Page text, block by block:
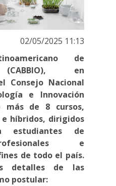
02/05/2025 11:13
de
(CABBIO), en
Consejo Nacional
e Innovación
más de 8 cursos,
híbridos, dirigidos
estudiantes de
e
de todo el país.
detalles de las
postular: